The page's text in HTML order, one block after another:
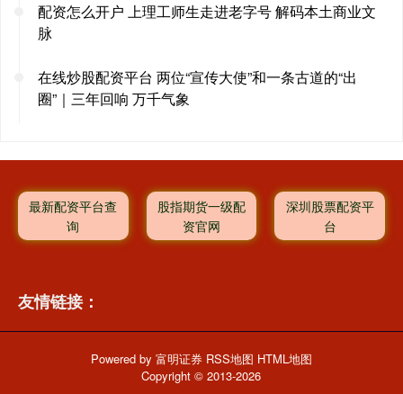
配资怎么开户 上理工师生走进老字号 解码本土商业文
脉
在线炒股配资平台 两位“宣传大使”和一条古道的“出
圈”｜三年回响 万千气象
最新配资平台查
询
股指期货一级配
资官网
深圳股票配资平
台
友情链接：
Powered by 富明证券 RSS地图 HTML地图
Copyright© 2013-2026